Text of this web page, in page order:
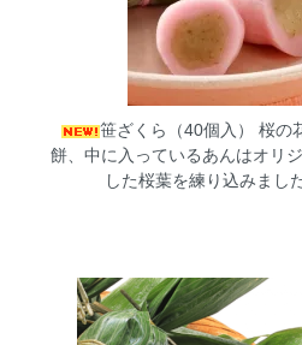
笹ざくら（40個入）
桜の
餅、中に入っているあんはオリ
した桜葉を練り込みまし